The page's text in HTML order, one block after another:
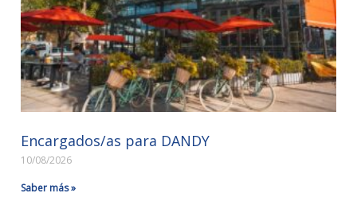
Encargados/as para DANDY
10/08/2026
Saber más »